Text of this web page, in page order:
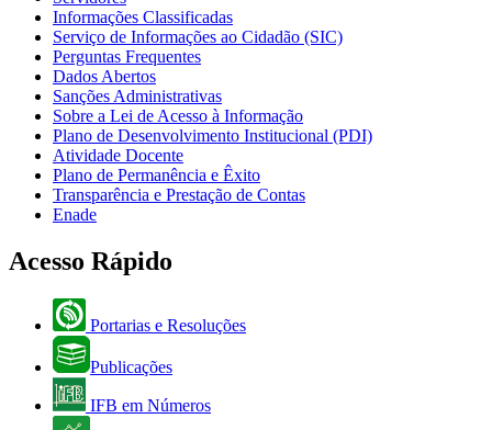
Informações Classificadas
Serviço de Informações ao Cidadão (SIC)
Perguntas Frequentes
Dados Abertos
Sanções Administrativas
Sobre a Lei de Acesso à Informação
Plano de Desenvolvimento Institucional (PDI)
Atividade Docente
Plano de Permanência e Êxito
Transparência e Prestação de Contas
Enade
Acesso Rápido
Portarias e Resoluções
Publicações
IFB em Números